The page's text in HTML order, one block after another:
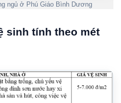
ngủ ở Phú Giáo Bình Dương
sinh tính theo mét